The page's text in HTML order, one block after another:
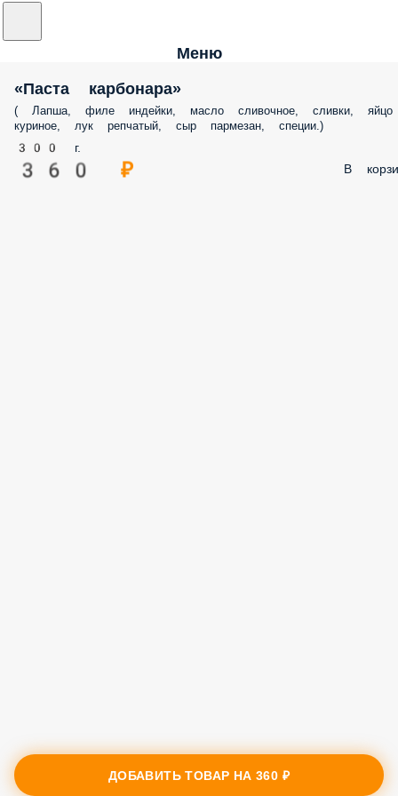
Меню
«Паста карбонара»
( Лапша, филе индейки, масло сливочное, сливки, яйцо
куриное, лук репчатый, сыр пармезан, специи.)
300 г.
360 ₽ В
ДОБАВИТЬ ТОВАР НА360 ₽